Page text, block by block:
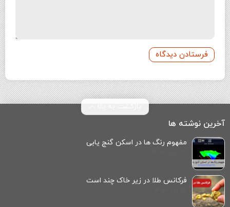
آخرین نوشته ها
مفهوم رنگ‌ ها در اسکن گنج‌ یابی
فرکانس طلا در زیر خاک چند است